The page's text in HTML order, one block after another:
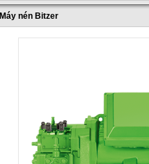
Máy nén Bitzer